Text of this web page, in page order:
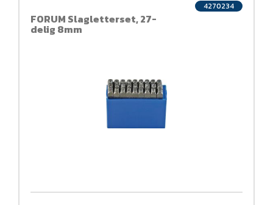
FORUM Slagletterset, 27-
delig 8mm
4270234